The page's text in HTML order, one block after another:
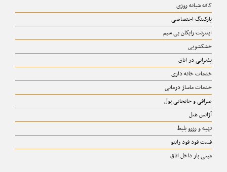
کافه شبانه روزی
پارکینگ اختصاصی
اینترنت رایگان بی سیم
خشکشویی
پذیرایی در اتاق
خدمات خانه داری
خدمات ماساژ درمانی
صرافی و جابجایی پول
آژانس هتل
تهیه و رزرو بلیط
فست فود فود راینو
مینی بار داخل اتاق